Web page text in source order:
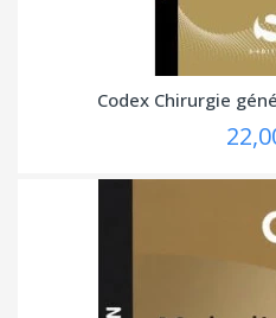
Codex Chirurgie